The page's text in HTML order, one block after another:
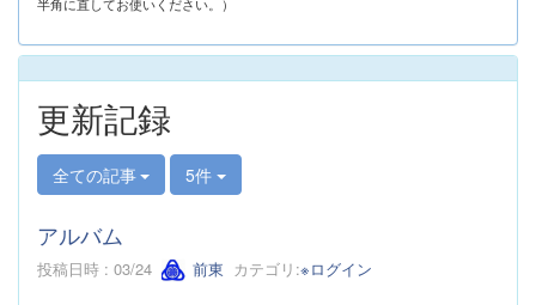
半角に直してお使いください。）
更新記録
全ての記事 5件
アルバム
投稿日時 : 03/24 前東 カテゴリ:※ログイン